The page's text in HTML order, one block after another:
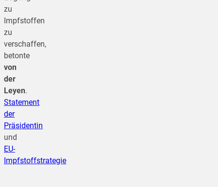
zu
Impfstoffen
zu
verschaffen,
betonte
von
der
Leyen.
Statement
der
Präsidentin
und
EU-
Impfstoffstrategie